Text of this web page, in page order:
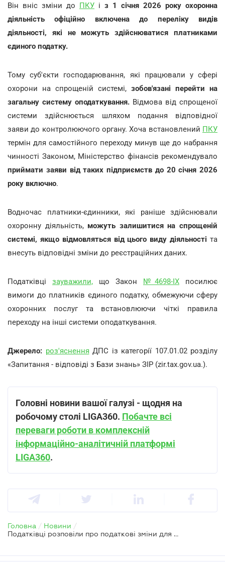
Він вніс зміни до ПКУ і з 1 січня 2026 року охоронна
діяльність офіційно включена до переліку видів
діяльності, які не можуть здійснюватися платниками
єдиного податку.
Тому суб'єкти господарювання, які працювали у сфері
охорони на спрощеній системі, зобов'язані перейти на
загальну систему оподаткування. Відмова від спрощеної
системи здійснюється шляхом подання відповідної
заяви до контролюючого органу. Хоча встановлений ПКУ
термін для самостійного переходу минув ще до набрання
чинності Законом, Міністерство фінансів рекомендувало
приймати заяви від таких підприємств до 20 січня 2026
року включно.
Водночас платники-єдинники, які раніше здійснювали
охоронну діяльність, можуть залишитися на спрощеній
системі, якщо відмовляться від цього виду діяльності та
внесуть відповідні зміни до реєстраційних даних.
Податківці зауважили, що Закон №4698-IX посилює
вимоги до платників єдиного податку, обмежуючи сферу
охоронних послуг та встановлюючи чіткі правила
переходу на інші системи оподаткування.
Джерело: роз'яснення ДПС із категорії 107.01.02 розділу
«Запитання - відповіді з Бази знань» ЗІР (zir.tax.gov.ua.).
Головні новини вашої галузі - щодня на
робочому столі LIGA360. Побачте всі
переваги роботи в комплексній
інформаційно-аналітичній платформі
LIGA360.
Головна / Новини /
Податківці розповіли про податкові зміни для охоронного бізнесу